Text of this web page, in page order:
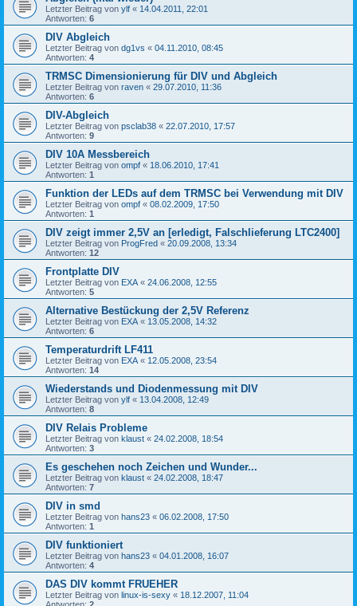
Letzter Beitrag von ylf « 14.04.2011, 22:01
Antworten: 6
DIV Abgleich
Letzter Beitrag von dg1vs « 04.11.2010, 08:45
Antworten: 4
TRMSC Dimensionierung für DIV und Abgleich
Letzter Beitrag von raven « 29.07.2010, 11:36
Antworten: 6
DIV-Abgleich
Letzter Beitrag von psclab38 « 22.07.2010, 17:57
Antworten: 9
DIV 10A Messbereich
Letzter Beitrag von ompf « 18.06.2010, 17:41
Antworten: 1
Funktion der LEDs auf dem TRMSC bei Verwendung mit DIV
Letzter Beitrag von ompf « 08.02.2009, 17:50
Antworten: 1
DIV zeigt immer 2,5V an [erledigt, Falschlieferung LTC2400]
Letzter Beitrag von ProgFred « 20.09.2008, 13:34
Antworten: 12
Frontplatte DIV
Letzter Beitrag von EXA « 24.06.2008, 12:55
Antworten: 5
Alternative Bestückung der 2,5V Referenz
Letzter Beitrag von EXA « 13.05.2008, 14:32
Antworten: 6
Temperaturdrift LF411
Letzter Beitrag von EXA « 12.05.2008, 23:54
Antworten: 14
Wiederstands und Diodenmessung mit DIV
Letzter Beitrag von ylf « 13.04.2008, 12:49
Antworten: 8
DIV Relais Probleme
Letzter Beitrag von klaust « 24.02.2008, 18:54
Antworten: 3
Es geschehen noch Zeichen und Wunder...
Letzter Beitrag von klaust « 24.02.2008, 18:47
Antworten: 7
DIV in smd
Letzter Beitrag von hans23 « 06.02.2008, 17:50
Antworten: 1
DIV funktioniert
Letzter Beitrag von hans23 « 04.01.2008, 16:07
Antworten: 4
DAS DIV kommt FRUEHER
Letzter Beitrag von linux-is-sexy « 18.12.2007, 11:04